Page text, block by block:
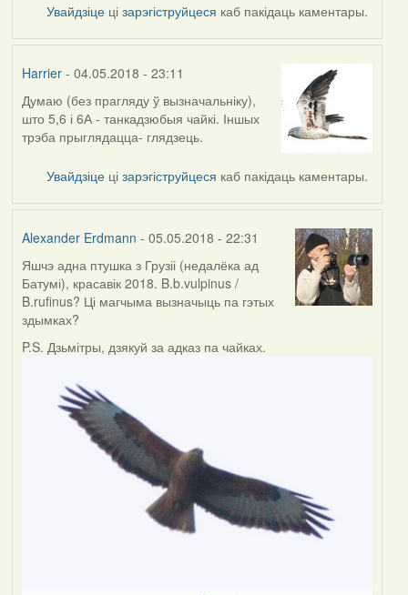
Увайдзіце цізарэгіструйцеся каб пакідаць каментары.
Harrier- 04.05.2018 - 23:11
Думаю (без прагляду ў вызначальніку),
што 5,6 і 6А - танкадзюбыя чайкі. Іншых
трэба прыглядацца- глядзець.
Увайдзіце цізарэгіструйцеся каб пакідаць каментары.
Alexander Erdmann - 05.05.2018 - 22:31
Яшчэ адна птушка з Грузіі (недалёка ад
Батумі), красавік 2018. B.b.vulpinus /
B.rufinus? Ці магчыма вызначыць па гэтых
здымках?
P.S. Дзьмітры, дзякуй за адказ па чайках.